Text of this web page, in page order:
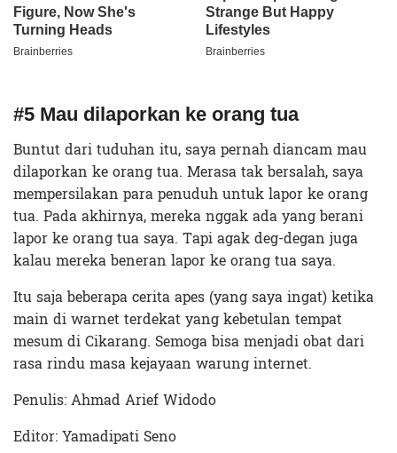
#5 Mau dilaporkan ke orang tua
Buntut dari tuduhan itu, saya pernah diancam mau
dilaporkan ke orang tua. Merasa tak bersalah, saya
mempersilakan para penuduh untuk lapor ke orang
tua. Pada akhirnya, mereka nggak ada yang berani
lapor ke orang tua saya. Tapi agak deg-degan juga
kalau mereka beneran lapor ke orang tua saya.
Itu saja beberapa cerita apes (yang saya ingat) ketika
main di warnet terdekat yang kebetulan tempat
mesum di Cikarang. Semoga bisa menjadi obat dari
rasa rindu masa kejayaan warung internet.
Penulis: Ahmad Arief Widodo
Editor: Yamadipati Seno